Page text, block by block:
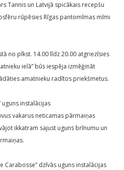
Tannis un Latvijā spicākais recepšu
rūpēsies Rīgas pantomīmas mīmi
no plkst. 14.00 līdz 20.00 atgriezīsies
ielā” būs iespēja izmēģināt
amatnieku radītos priekšmetus.
uguns instalācijas
vakarus neticamas pārmaiņas
ikkatram sajust uguns brīnumu un
Carabosse” dzīvās uguns instalācijas